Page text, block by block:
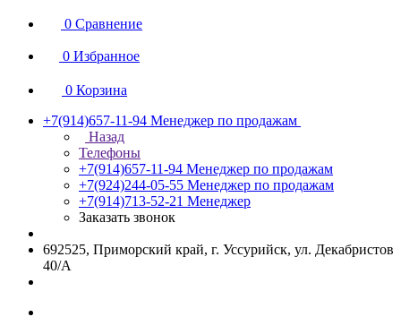
0 Сравнение
0 Избранное
0 Корзина
+7(914)657-11-94 Менеджер по продажам
Назад
Телефоны
+7(914)657-11-94 Менеджер по продажам
+7(924)244-05-55 Менеджер по продажам
+7(914)713-52-21 Менеджер
Заказать звонок
692525, Приморский край, г. Уссурийск, ул. Декабристов
40/А